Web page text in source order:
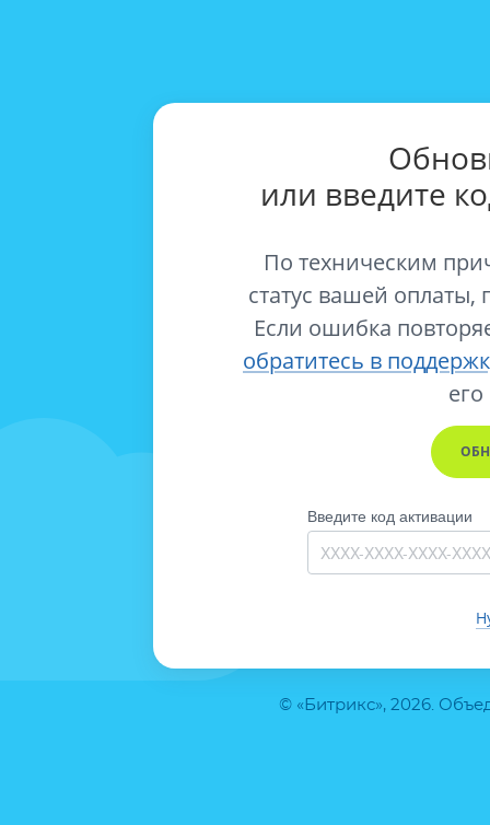
© «Битрикс», 2026.
или введите
По техническим
статус вашей оплаты,
Если ошибка
обратитесь в
его
Введите код активации